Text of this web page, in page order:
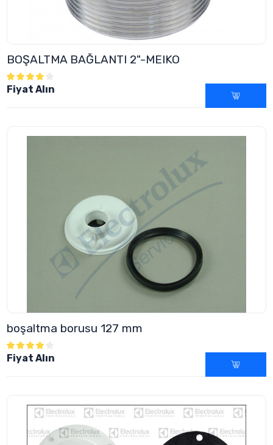
BOŞALTMA BAĞLANTI 2"-MEIKO
Fiyat Alın
boşaltma borusu 127 mm
Fiyat Alın